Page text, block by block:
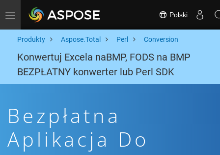
Toggle navigation Polski
Produkty Aspose.Total Perl Conversion
Konwertuj Excela naBMP, FODS na BMP
BEZPŁATNY konwerter lub Perl SDK
Bezpłatna
Aplikacja Do